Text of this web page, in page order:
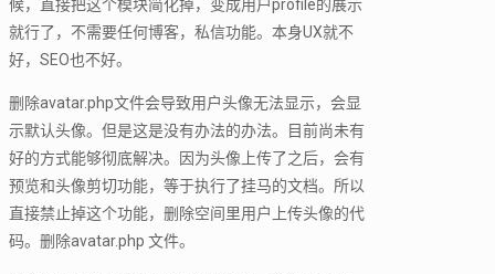
候，直接把这个模块简化掉，变成用户profile的展示
就行了，不需要任何博客，私信功能。本身UX就不
好，SEO也不好。
删除avatar.php文件会导致用户头像无法显示，会显
示默认头像。但是这是没有办法的办法。目前尚未有
好的方式能够彻底解决。因为头像上传了之后，会有
预览和头像剪切功能，等于执行了挂马的文档。所以
直接禁止掉这个功能，删除空间里用户上传头像的代
码。删除avatar.php 文件。